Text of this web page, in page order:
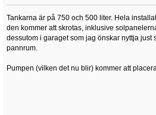
Tankarna är på 750 och 500 liter. Hela
den kommer att skrotas, inklusive
dessutom i garaget som jag önskar nyttja just
pannrum.
Pumpen (vilken det nu blir) kommer att